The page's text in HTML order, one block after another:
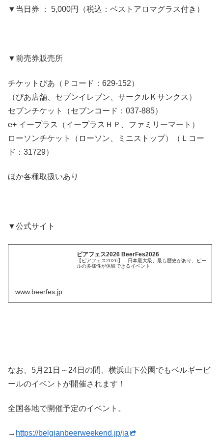
▼当日券 ： 5,000円（税込：ベストアロマグラス付き）
▼前売券販売所
チケットぴあ（Ｐコード：629-152）
（ぴあ店舗、セブンイレブン、サークルＫサンクス）
セブンチケット（セブンコード：037-885）
e+ イープラス（イープラスＨＰ、ファミリーマート）
ローソンチケット（ローソン、ミニストップ）（Ｌコー
ド：31729）
ほか各種取扱いあり
▼公式サイト
ビアフェス2026 BeerFes2026
【ビアフェス2026】 日本最大級、最も歴史があり、ビー
ルの多様性が体験できるイベント
www.beerfes.jp
なお、5月21日～24日の間、横浜山下公園でもベルギービ
ールのイベントが開催されます！
全国各地で開催予定のイベント。
→ https://belgianbeerweekend.jp/ja